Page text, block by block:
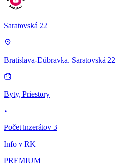
Saratovská 22
Bratislava-Dúbravka, Saratovská 22
Byty, Priestory
Počet inzerátov 3
Info v RK
PREMIUM